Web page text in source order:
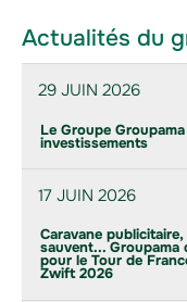
Actualités du
29 JUIN 2026
Le Groupe
investissements
17 JUIN 2026
Caravane
sauvent... Groupama
pour le Tour de
Zwift 2026